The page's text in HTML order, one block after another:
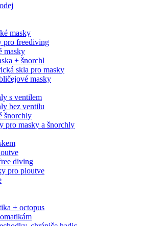
masky
pro freediving
masky
+ šnorchl
skla pro masky
masky
s ventilem
bez ventilu
šnorchly
pro masky a šnorchly
diving
pro ploutve
+ octopus